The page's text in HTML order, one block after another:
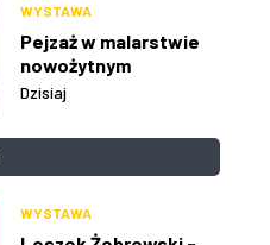
WYSTAWA
Pejzaż w malarstwie
nowożytnym
Dzisiaj
WYSTAWA